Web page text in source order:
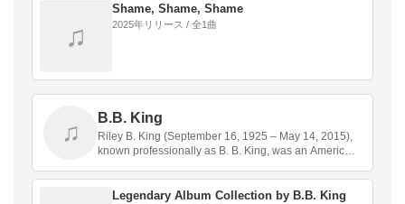
♫
Shame, Shame, Shame
2025年リリース / 全1曲
♫
B.B. King
Riley B. King (September 16, 1925 – May 14, 2015),
known professionally as B. B. King, was an Americ…
Legendary Album Collection by B.B. King